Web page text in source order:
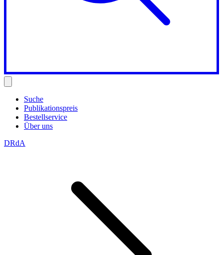
Suche
Publikationspreis
Bestellservice
Über uns
DRdA